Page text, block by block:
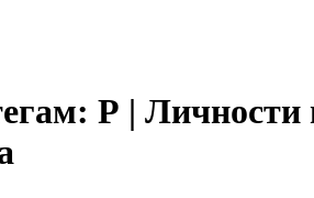
Р | Личности